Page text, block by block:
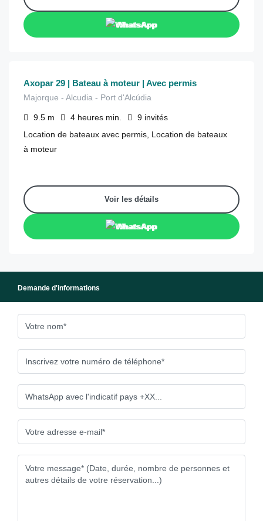
WhatsApp
€
Axopar 29 | Bateau à moteur | Avec permis
Majorque - Alcudia - Port d'Alcúdia
9.5 m 4 heures min. 9 invités
Location de bateaux avec permis, Location de bateaux
à moteur
Voir les détails
WhatsApp
Demande d'informations